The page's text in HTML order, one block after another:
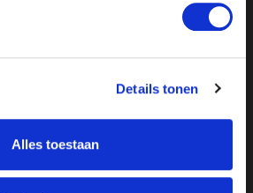
Details tonen
Alles toestaan